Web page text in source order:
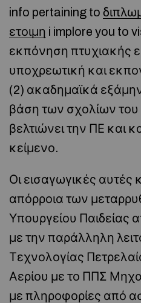
info pertaining to
ετοιμη i implore you to
εκπόνηση πτυχιακής
υποχρεωτική και
(2) ακαδημαϊκά
βάση των σχολίων του
βελτιώνει την ΠΕ και
κείμενο.
Οι εισαγωγικές αυτές
απόρροια των
Υπουργείου Παιδείας
με την παράλληλη
Τεχνολογίας
Αερίου με το ΠΠΣ
με πληροφορίες από